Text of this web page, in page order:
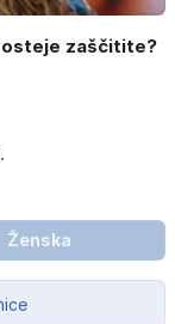
zaščitite?
Ženska